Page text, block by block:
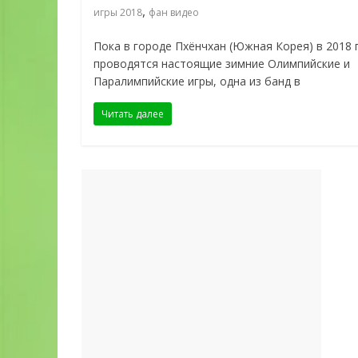
игры 2018, фан видео
Пока в городе Пхёнчхан (Южная Корея) в 2018
проводятся настоящие зимние Олимпийские и
Паралимпийские игры, одна из банд в
Читать далее